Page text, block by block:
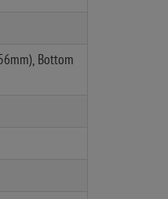
Bottom